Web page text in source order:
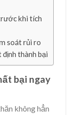
khi tích
soát rủi ro
thành bại
bại ngay
không hẳn